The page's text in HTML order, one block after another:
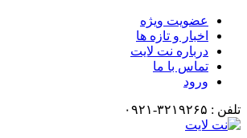
عضویت ویژه
اخبار و تازه ها
درباره نت لایت
تماس با ما
ورود
تلفن : ۳۲۱۹۲۶۵-۰۹۲۱